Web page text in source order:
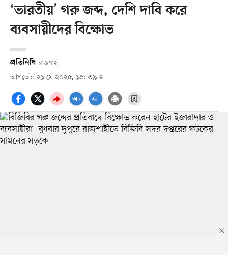
‘ভারতীয়’ গরু জব্দ, দেশি দাবি করে
ব্যবসায়ীদের বিক্ষোভ
প্রতিনিধি রাজশাহী
আপডেট: ২১ মে ২০২৫, ১৫: ৩৯